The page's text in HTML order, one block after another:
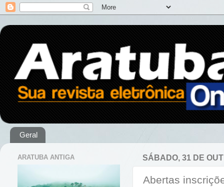
Geral
SÁBADO, 31 DE
Abertas
ARATUBA ANTIGA